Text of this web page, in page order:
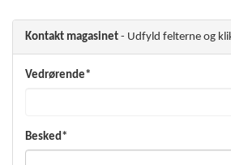
Kontakt magasinet - Udfyld felterne og
Vedrørende*
Besked*